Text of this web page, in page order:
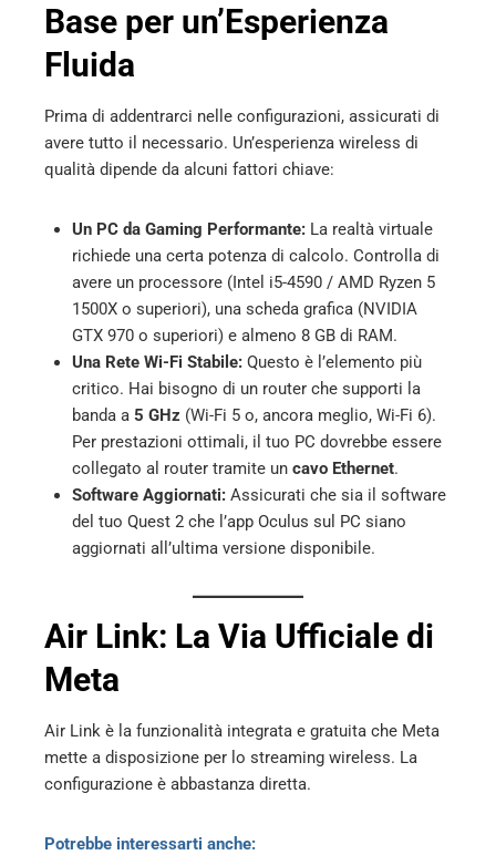
Base per un’Esperienza
Fluida
Prima di addentrarci nelle configurazioni, assicurati di
avere tutto il necessario. Un’esperienza wireless di
qualità dipende da alcuni fattori chiave:
Un PC da Gaming Performante: La realtà virtuale
richiede una certa potenza di calcolo. Controlla di
avere un processore (Intel i5-4590 / AMD Ryzen 5
1500X o superiori), una scheda grafica (NVIDIA
GTX 970 o superiori) e almeno 8 GB di RAM.
Una Rete Wi-Fi Stabile: Questo è l’elemento più
critico. Hai bisogno di un router che supporti la
banda a 5 GHz (Wi-Fi 5 o, ancora meglio, Wi-Fi 6).
Per prestazioni ottimali, il tuo PC dovrebbe essere
collegato al router tramite un cavo Ethernet.
Software Aggiornati: Assicurati che sia il software
del tuo Quest 2 che l’app Oculus sul PC siano
aggiornati all’ultima versione disponibile.
Air Link: La Via Ufficiale di
Meta
Air Link è la funzionalità integrata e gratuita che Meta
mette a disposizione per lo streaming wireless. La
configurazione è abbastanza diretta.
Potrebbe interessarti anche: